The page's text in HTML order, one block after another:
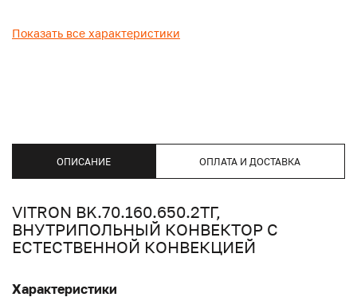
Показать все характеристики
ОПИСАНИЕ ОПЛАТА И ДОСТАВКА
VITRON BK.70.160.650.2ТГ,
ВНУТРИПОЛЬНЫЙ КОНВЕКТОР С
ЕСТЕСТВЕННОЙ КОНВЕКЦИЕЙ
Характеристики